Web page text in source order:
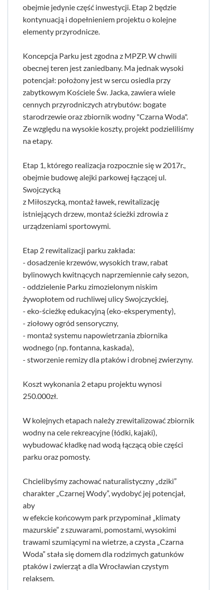
obejmie jedynie część inwestycji. Etap 2 będzie
kontynuacją i dopełnieniem projektu o kolejne
elementy przyrodnicze.
Koncepcja Parku jest zgodna z MPZP. W chwili
obecnej teren jest zaniedbany. Ma jednak wysoki
potencjał: położony jest w sercu osiedla przy
zabytkowym Kościele Św. Jacka, zawiera wiele
cennych przyrodniczych atrybutów: bogate
starodrzewie oraz zbiornik wodny "Czarna Woda".
Ze względu na wysokie koszty, projekt podzieliliśmy
na etapy.
Etap 1, którego realizacja rozpocznie się w 2017r.,
obejmie budowę alejki parkowej łączącej ul.
Swojczycką
z Miłoszycką, montaż ławek, rewitalizację
istniejących drzew, montaż ścieżki zdrowia z
urządzeniami sportowymi.
Etap 2 rewitalizacji parku zakłada:
- dosadzenie krzewów, wysokich traw, rabat
bylinowych kwitnących naprzemiennie cały sezon,
- oddzielenie Parku zimozielonym niskim
żywopłotem od ruchliwej ulicy Swojczyckiej,
- eko-ścieżkę edukacyjną (eko-eksperymenty),
- ziołowy ogród sensoryczny,
- montaż systemu napowietrzania zbiornika
wodnego (np. fontanna, kaskada),
- stworzenie remizy dla ptaków i drobnej zwierzyny.
Koszt wykonania 2 etapu projektu wynosi
250.000zł.
W kolejnych etapach należy zrewitalizować zbiornik
wodny na cele rekreacyjne (łódki, kajaki),
wybudować kładkę nad wodą łączącą obie części
parku oraz pomosty.
Chcielibyśmy zachować naturalistyczny „dziki”
charakter „Czarnej Wody”, wydobyć jej potencjał,
aby
w efekcie końcowym park przypominał „klimaty
mazurskie” z szuwarami, pomostami, wysokimi
trawami szumiącymi na wietrze, a czysta „Czarna
Woda” stała się domem dla rodzimych gatunków
ptaków i zwierząt a dla Wrocławian czystym
relaksem.